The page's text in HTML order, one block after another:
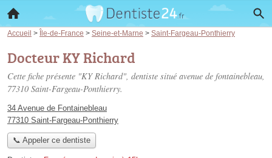
Accueil > Île-de-France > Seine-et-Marne > Saint-Fargeau-Ponthierry
Docteur KY Richard
Cette fiche présente "KY Richard", dentiste situé avenue de fontainebleau,
77310 Saint-Fargeau-Ponthierry.
34 Avenue de Fontainebleau
77310 Saint-Fargeau-Ponthierry
📞 Appeler ce dentiste